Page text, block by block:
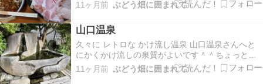
11ヶ月前 ぶどう畑に囲まれて
山口温泉
久々に レトロな かけ流し温泉 山口温泉さんへと
にかくかけ流しの泉質がよいです＾＾ちょっと住
宅街の奥まったところにあるので行き方がわかり
にくですが ぬる湯のレトロ温泉 大好きです♪
11ヶ月前 ぶどう畑に囲まれて